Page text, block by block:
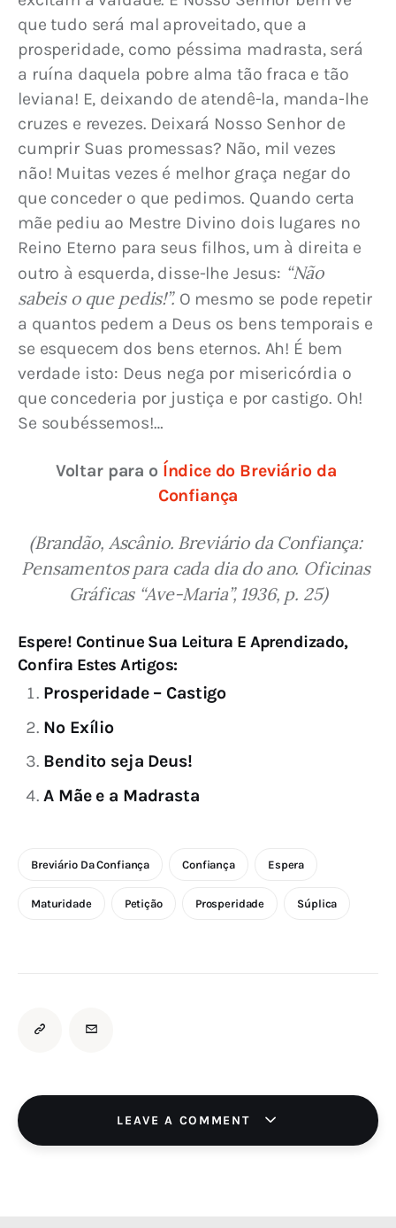
que tudo será mal aproveitado, que a
prosperidade, como péssima madrasta, será
a ruína daquela pobre alma tão fraca e tão
leviana! E, deixando de atendê-la, manda-lhe
cruzes e revezes. Deixará Nosso Senhor de
cumprir Suas promessas? Não, mil vezes
não! Muitas vezes é melhor graça negar do
que conceder o que pedimos. Quando certa
mãe pediu ao Mestre Divino dois lugares no
Reino Eterno para seus filhos, um à direita e
outro à esquerda, disse-lhe Jesus: “Não
sabeis o que pedis!”. O mesmo se pode repetir
a quantos pedem a Deus os bens temporais e
se esquecem dos bens eternos. Ah! É bem
verdade isto: Deus nega por misericórdia o
que concederia por justiça e por castigo. Oh!
Se soubéssemos!…
Voltar para o Índice do Breviário da
Confiança
(Brandão, Ascânio. Breviário da Confiança:
Pensamentos para cada dia do ano. Oficinas
Gráficas “Ave-Maria”, 1936, p. 25)
Espere! Continue Sua Leitura E Aprendizado,
Confira Estes Artigos:
Prosperidade – Castigo
No Exílio
Bendito seja Deus!
A Mãe e a Madrasta
Breviário Da Confiança Confiança Espera
Maturidade Petição Prosperidade Súplica
LEAVE A COMMENT